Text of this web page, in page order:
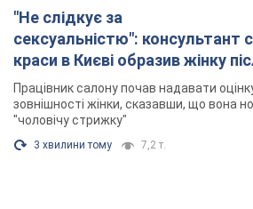
"Не слідкує за
сексуальністю": консультант
краси в Києві образив жінку
хімієтерапії, розгорівся
Фото
Працівник салону почав надавати
зовнішності жінки, сказавши, що вона
"чоловічу стрижку"
3 хвилини тому 7,2 т.